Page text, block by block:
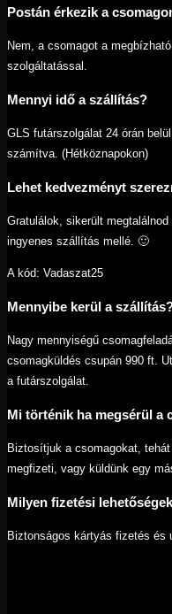
Postán érkezik a
Nem, a csomagot a
szolgáltatással.
Mennyi idő a szállítás?
GLS futárszolgálat 24 órán
számítva. (Hétköznapokon)
Lehet kedvezményt
Gratulálok, sikerült
ingyenes szállítás mellé. 🙂
A kód: Vadaszat25
Mennyibe kerül a
Nagy mennyiségű
csomagküldés csupán 990 ft.
a futárszolgálat.
Mi történik ha megsérül a
Biztosítjuk a csomagokat,
megfizeti, vagy küldünk egy
Milyen fizetési
Biztonságos kártyás fizetés és